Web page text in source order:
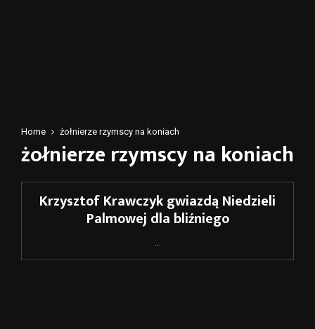
Home żołnierze rzymscy na koniach
żołnierze rzymscy na koniach
Krzysztof Krawczyk gwiazdą Niedzieli
Palmowej dla bliźniego